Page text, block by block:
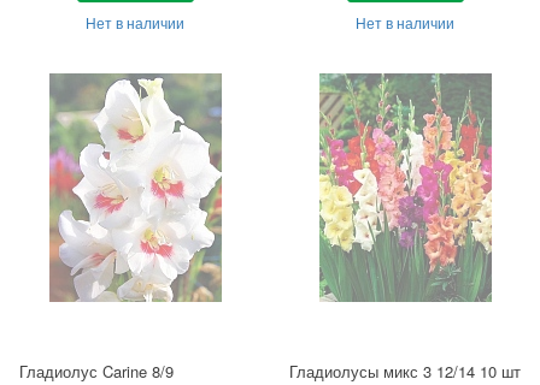
Нет в наличии
Нет в наличии
Гладиолус Carine 8/9 Гладиолусы микс 3 12/14 10 шт